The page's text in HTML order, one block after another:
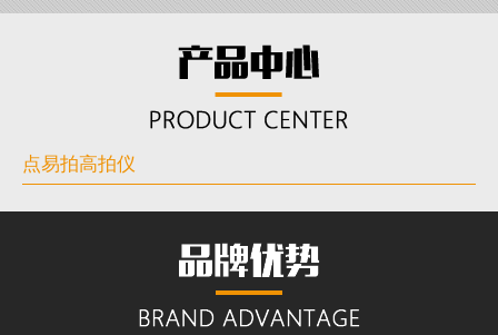
点易拍高拍仪